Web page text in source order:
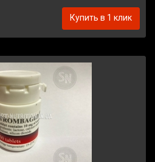
Купить в 1 клик